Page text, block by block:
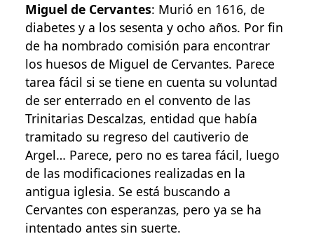
Miguel de Cervantes: Murió en 1616, de
diabetes y a los sesenta y ocho años. Por fin
de ha nombrado comisión para encontrar
los huesos de Miguel de Cervantes. Parece
tarea fácil si se tiene en cuenta su voluntad
de ser enterrado en el convento de las
Trinitarias Descalzas, entidad que había
tramitado su regreso del cautiverio de
Argel… Parece, pero no es tarea fácil, luego
de las modificaciones realizadas en la
antigua iglesia. Se está buscando a
Cervantes con esperanzas, pero ya se ha
intentado antes sin suerte.